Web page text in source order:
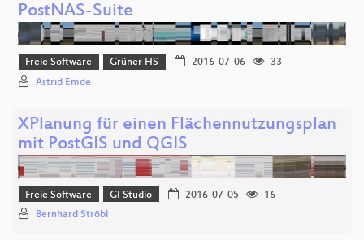
PostNAS-Suite
Freie Software Grüner HS 2016-07-06
33
Astrid Emde
XPlanung für einen Flächennutzungsplan
mit PostGIS und QGIS
Freie Software GI Studio 2016-07-05
16
Bernhard Ströbl